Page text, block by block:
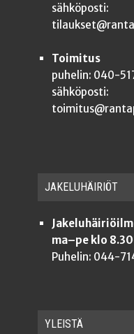
sähköposti:
Toimitus
puhelin: 040-
sähköposti:
JAKE­LU­HÄI­RIÖT
ma–pe klo
Puhelin: 044-
YLEISTÄ